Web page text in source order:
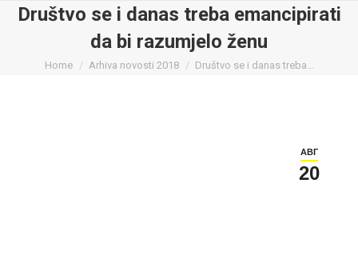
Društvo se i danas treba emancipirati
da bi razumjelo ženu
You are here:
Home Arhiva novosti 2018 Društvo se i danas treba…
АВГ
20